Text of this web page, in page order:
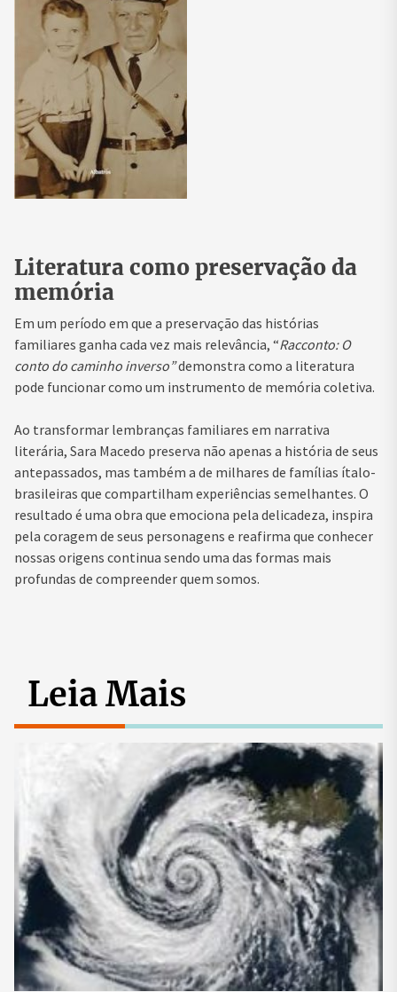
Literatura como preservação da
memória
Em um período em que a preservação das histórias
familiares ganha cada vez mais relevância, “Racconto: O
conto do caminho inverso”demonstra como a literatura
pode funcionar como um instrumento de memória coletiva.
Ao transformar lembranças familiares em narrativa
literária, Sara Macedo preserva não apenas a história de seus
antepassados, mas também a de milhares de famílias ítalo-
brasileiras que compartilham experiências semelhantes. O
resultado é uma obra que emociona pela delicadeza, inspira
pela coragem de seus personagens e reafirma que conhecer
nossas origens continua sendo uma das formas mais
profundas de compreender quem somos.
Leia Mais